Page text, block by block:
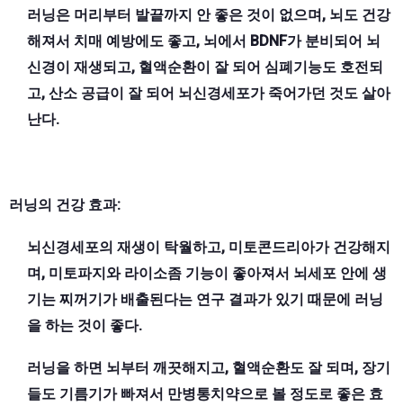
러닝은 머리부터 발끝까지 안 좋은 것이 없으며, 뇌도 건강
해져서 치매 예방에도 좋고, 뇌에서 BDNF가 분비되어 뇌
신경이 재생되고, 혈액순환이 잘 되어 심폐기능도 호전되
고, 산소 공급이 잘 되어 뇌신경세포가 죽어가던 것도 살아
난다.
러닝의 건강 효과:
뇌신경세포의 재생이 탁월하고, 미토콘드리아가 건강해지
며, 미토파지와 라이소좀 기능이 좋아져서 뇌세포 안에 생
기는 찌꺼기가 배출된다는 연구 결과가 있기 때문에 러닝
을 하는 것이 좋다.
러닝을 하면 뇌부터 깨끗해지고, 혈액순환도 잘 되며, 장기
들도 기름기가 빠져서 만병통치약으로 볼 정도로 좋은 효